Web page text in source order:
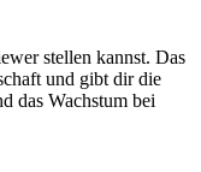
stellen kannst. Das
und gibt dir die
das Wachstum bei